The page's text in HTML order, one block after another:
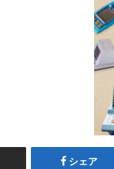
シェア